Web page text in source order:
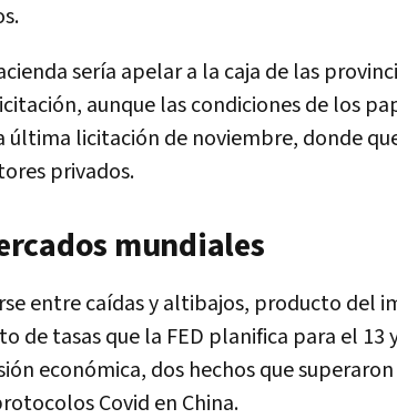
sería apelar a la caja de las
aunque las condiciones de los
última licitación de noviembre, donde
privados.
mundiales
entre caídas y altibajos, producto del
de tasas que la FED planifica para el 13
económica, dos hechos que
Covid en China.